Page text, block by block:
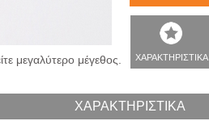
μεγαλύτερο μέγεθος. ΧΑΡΑΚΤΗΡΙΣΤΙΚΑ
ΧΑΡΑΚΤΗΡΙΣΤΙΚΑ